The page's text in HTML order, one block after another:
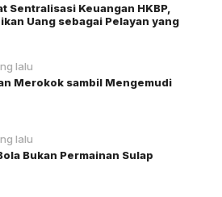
Sentralisasi Keuangan HKBP,
Uang sebagai Pelayan yang
lalu
Merokok sambil Mengemudi
lalu
Bukan Permainan Sulap